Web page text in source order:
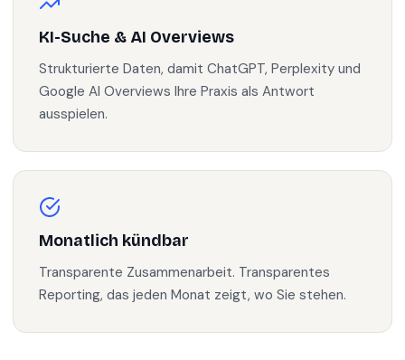
KI-Suche & AI Overviews
Strukturierte Daten, damit ChatGPT, Perplexity und
Google AI Overviews Ihre Praxis als Antwort
ausspielen.
Monatlich kündbar
Transparente Zusammenarbeit. Transparentes
Reporting, das jeden Monat zeigt, wo Sie stehen.